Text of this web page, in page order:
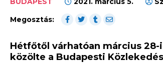
Megosztás:
Hétfőtől várhatóan március
közölte a Budapesti